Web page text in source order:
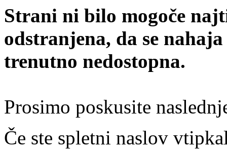
Strani ni bilo mogoče
odstranjena, da se
trenutno nedostopna.
Prosimo poskusite
Če ste spletni naslov